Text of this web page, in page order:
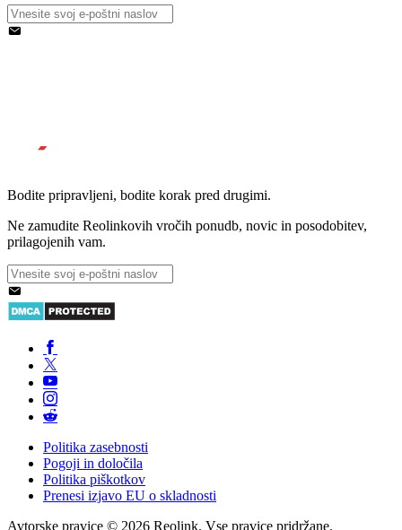
Bodite pripravljeni, bodite korak pred drugimi.
Ne zamudite Reolinkovih vročih ponudb, novic in posodobitev,
prilagojenih vam.
Politika zasebnosti
Pogoji in določila
Politika piškotkov
Prenesi izjavo EU o skladnosti
Avtorske pravice © 2026 Reolink. Vse pravice pridržane.